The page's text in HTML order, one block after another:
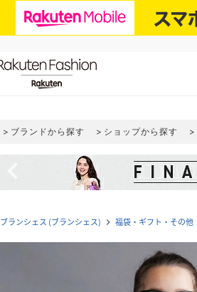
ブランドから探す ショップから探す
ブランシェス (ブランシェス) navigate_next 福袋・ギフト・その他